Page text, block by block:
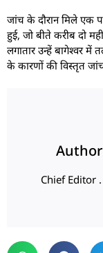
जांच के दौरान मिले एक
हुई, जो बीते करीब दो
लगातार उन्हें बागेश्वर में
के कारणों की विस्तृत
Chief Editor